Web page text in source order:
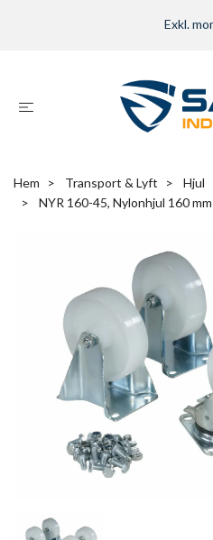
Exkl.
Hem Transport & Lyft Hjul
NYR 160-45, Nylonhjul 160